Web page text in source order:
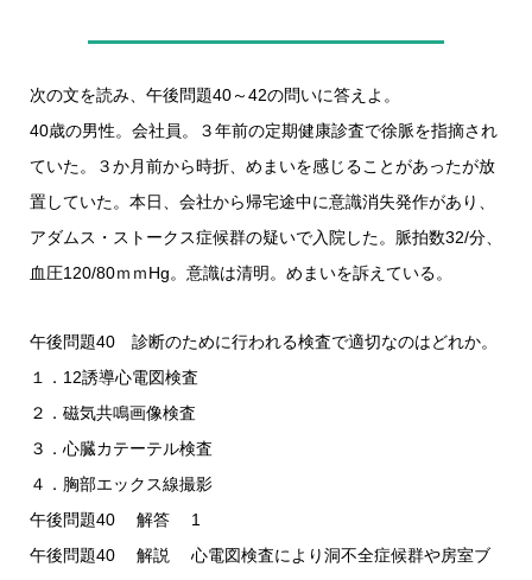
次の文を読み、午後問題40～42の問いに答えよ。
40歳の男性。会社員。３年前の定期健康診査で徐脈を指摘され
ていた。３か月前から時折、めまいを感じることがあったが放
置していた。本日、会社から帰宅途中に意識消失発作があり、
アダムス・ストークス症候群の疑いで入院した。脈拍数32/分、
血圧120/80ｍｍHg。意識は清明。めまいを訴えている。
午後問題40 診断のために行われる検査で適切なのはどれか。
１．12誘導心電図検査
２．磁気共鳴画像検査
３．心臓カテーテル検査
４．胸部エックス線撮影
午後問題40 解答 1
午後問題40 解説 心電図検査により洞不全症候群や房室ブ